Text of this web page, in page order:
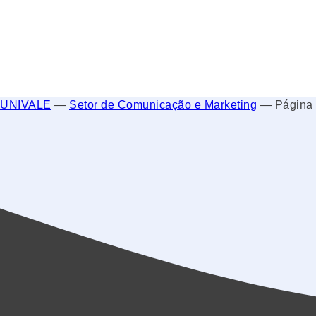
UNIVALE — Setor de Comunicação e Marketing — Página